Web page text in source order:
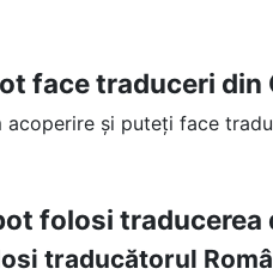
face traduceri din
acoperire și puteți face
folosi traducerea
traducătorul